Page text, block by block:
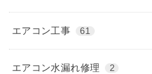
エアコン工事 61
エアコン水漏れ修理 2